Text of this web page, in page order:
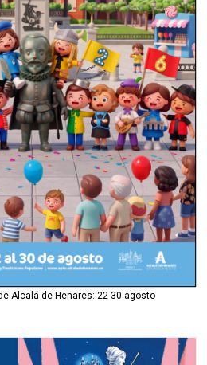
Alcalá de Henares: 22-30 agosto